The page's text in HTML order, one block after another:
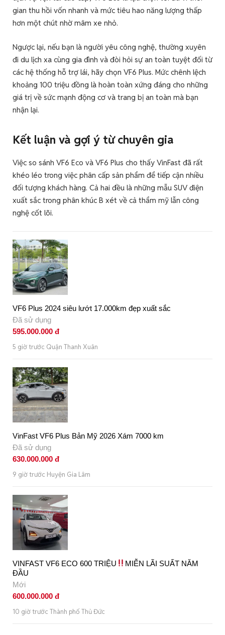
gian thu hồi vốn nhanh và mức tiêu hao năng lượng thấp
hơn một chút nhờ mâm xe nhỏ.
Ngược lại, nếu bạn là người yêu công nghệ, thường xuyên
đi du lịch xa cùng gia đình và đòi hỏi sự an toàn tuyệt đối từ
các hệ thống hỗ trợ lái, hãy chọn VF6 Plus. Mức chênh lệch
khoảng 100 triệu đồng là hoàn toàn xứng đáng cho những
giá trị về sức mạnh động cơ và trang bị an toàn mà bạn
nhận lại.
Kết luận và gợi ý từ chuyên gia
Việc so sánh VF6 Eco và VF6 Plus cho thấy VinFast đã rất
khéo léo trong việc phân cấp sản phẩm để tiếp cận nhiều
đối tượng khách hàng. Cả hai đều là những mẫu SUV điện
xuất sắc trong phân khúc B xét về cả thẩm mỹ lẫn công
nghệ cốt lõi.
VF6 Plus 2024 siêu lướt 17.000km đẹp xuất sắc
Đã sử dụng
595.000.000 đ
5 giờ trước Quận Thanh Xuân
VinFast VF6 Plus Bản Mỹ 2026 Xám 7000 km
Đã sử dụng
630.000.000 đ
9 giờ trước Huyện Gia Lâm
VINFAST VF6 ECO 600 TRIỆU
MIỄN LÃI SUẤT NĂM
ĐẦU
Mới
600.000.000 đ
10 giờ trước Thành phố Thủ Đức